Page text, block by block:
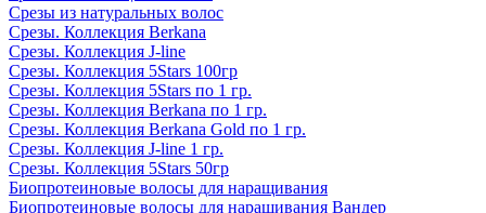
Срезы из натуральных волос
Срезы. Коллекция Berkana
Срезы. Коллекция J-line
Срезы. Коллекция 5Stars 100гр
Срезы. Коллекция 5Stars по 1 гр.
Срезы. Коллекция Berkana по 1 гр.
Срезы. Коллекция Berkana Gold по 1 гр.
Срезы. Коллекция J-line 1 гр.
Срезы. Коллекция 5Stars 50гр
Биопротеиновые волосы для наращивания
Биопротеиновые волосы для наращивания Вандер